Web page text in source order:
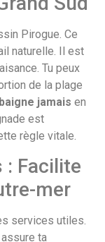
Pirogue. Ce
naturelle. Il est
Tu peux
de la plage
jamais en
est
règle vitale.
Facilite
mer
services utiles.
ta